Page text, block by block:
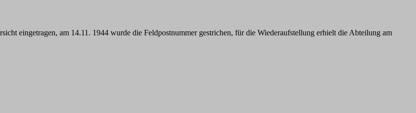
eingetragen, am 14.11. 1944 wurde die Feldpostnummer gestrichen, für die Wiederaufstellung erhielt die Abteilung am